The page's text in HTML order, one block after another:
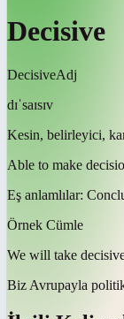
Decisive
DecisiveAdj
dɪˈsaɪsɪv
Kesin, belirleyici,
Able to make
Eş anlamlılar:
Örnek Cümle
We will take
Biz Avrupayla